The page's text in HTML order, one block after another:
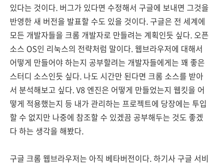
있다는 것이다. 버그가 있다면 수정해서 구글에 보내면 그것을
반영한 새 버전을 발표할 수도 있을 것이다. 구글은 전 세계에
모든 개발자들을 크롬 개발자로 만들려는 계획인듯 싶다. 오픈
소스 OS인 리눅스의 전략처럼 말이다. 웹브라우저에 대해서
어떻게 만들어야 하는지 공부할려는 개발자들에게는 꽤 좋은
스터디 소스인듯 싶다. 나도 시간만 된다면 크롬 소스를 받아
서 분석해보고 싶다. V8 엔진은 어떻게 만들었는지 웹킷을 어
떻게 적용했는지 등 내가 관리하는 프로젝트에 당장에는 투입
할 수 없지만 나중에 참조할 수 있겠끔 공부해두는 것도 좋겠
다 하는 생각을 해봤다.
구글 크롬 웹브라우저는 아직 베타버전이다. 하기사 구글 서비